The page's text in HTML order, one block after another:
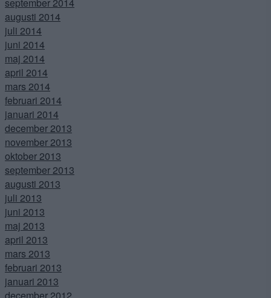
augusti 2014
juli 2014
juni 2014
maj 2014
april 2014
mars 2014
februari 2014
januari 2014
december 2013
november 2013
oktober 2013
september 2013
augusti 2013
juli 2013
juni 2013
maj 2013
april 2013
mars 2013
februari 2013
januari 2013